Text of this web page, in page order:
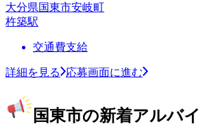
大分県国東市安岐町
杵築駅
交通費支給
詳細を見る 応募画面に進む
国東市の新着アルバイ